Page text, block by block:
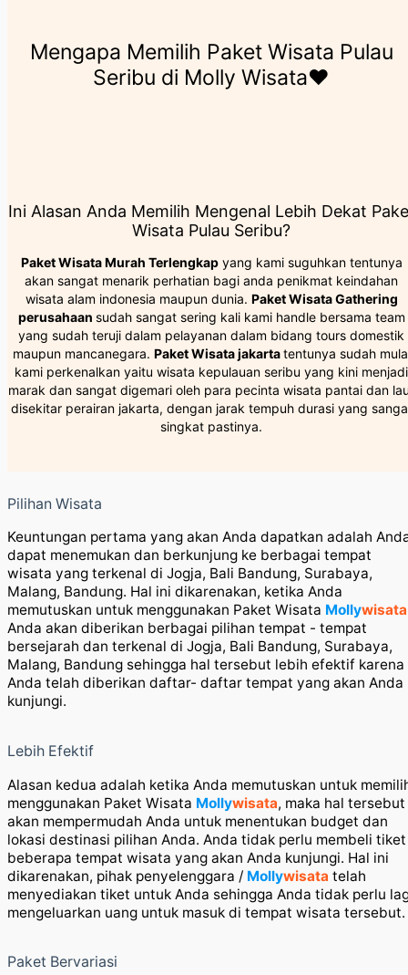
Mengapa Memilih Paket Wisata Pulau
Seribu di Molly Wisata❤️
Ini Alasan Anda Memilih Mengenal Lebih Dekat
Wisata Pulau Seribu?
Paket Wisata Murah Terlengkapyang kami suguhkan tentunya
akan sangat menarik perhatian bagi anda penikmat keindahan
wisata alam indonesia maupun dunia. Paket Wisata Gathering
perusahaan sudah sangat sering kali kami handle bersama team
yang sudah teruji dalam pelayanan dalam bidang tours domestik
maupun mancanegara. Paket Wisata jakartatentunya sudah
kami perkenalkan yaitu wisata kepulauan seribu yang kini menjadi
marak dan sangat digemari oleh para pecinta wisata pantai dan
disekitar perairan jakarta, dengan jarak tempuh durasi yang
singkat pastinya.
Pilihan Wisata
Keuntungan pertama yang akan Anda dapatkan adalah
dapat menemukan dan berkunjung ke berbagai tempat
wisata yang terkenal di Jogja, Bali Bandung, Surabaya,
Malang, Bandung. Hal ini dikarenakan, ketika Anda
memutuskan untuk menggunakan Paket Wisata Mollywisata
Anda akan diberikan berbagai pilihan tempat - tempat
bersejarah dan terkenal di Jogja, Bali Bandung, Surabaya,
Malang, Bandung sehingga hal tersebut lebih efektif karena
Anda telah diberikan daftar- daftar tempat yang akan Anda
kunjungi.
Lebih Efektif
Alasan kedua adalah ketika Anda memutuskan untuk
menggunakan Paket Wisata Mollywisata, maka hal tersebut
akan mempermudah Anda untuk menentukan budget dan
lokasi destinasi pilihan Anda. Anda tidak perlu membeli tiket
beberapa tempat wisata yang akan Anda kunjungi. Hal ini
dikarenakan, pihak penyelenggara / Mollywisata telah
menyediakan tiket untuk Anda sehingga Anda tidak perlu
mengeluarkan uang untuk masuk di tempat wisata tersebut.
Paket Bervariasi